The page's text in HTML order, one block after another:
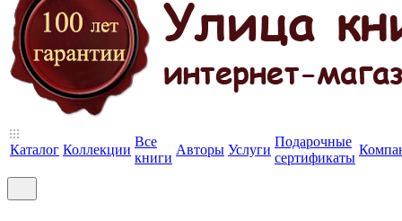
Каталог Коллекции
Все
книги
Авторы Услуги
Подарочные
сертификаты